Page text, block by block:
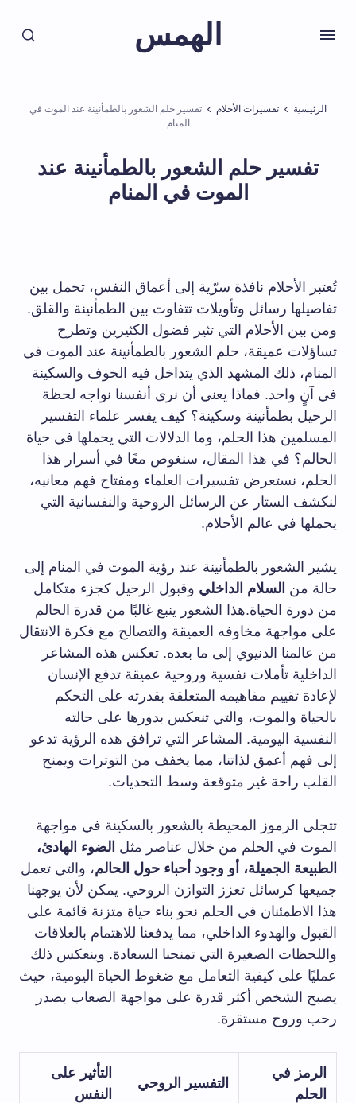
الهمس
الرئيسية تفسيرات الأحلام
تفسير حلم الشعور بالطمأنينة عند الموت في
المنام
تفسير حلم الشعور بالطمأنينة عند
الموت في المنام
تُعتبر الأحلام نافذة سرّية إلى أعماق النفس، تحمل بين
تفاصيلها رسائل وتأويلات تتفاوت بين الطمأنينة والقلق.
ومن بين الأحلام التي تثير فضول الكثيرين وتطرح
تساؤلات عميقة، حلم الشعور بالطمأنينة عند الموت في
المنام، ذلك المشهد الذي يتداخل فيه الخوف والسكينة
في آنٍ واحد. فماذا يعني أن نرى أنفسنا نواجه لحظة
الرحيل بطمأنينة وسكينة؟ كيف يفسر علماء التفسير
المسلمين هذا الحلم، وما الدلالات التي يحملها في حياة
الحالم؟ في هذا المقال، سنغوص معًا في أسرار هذا
الحلم، نستعرض تفسيرات العلماء ومفتاح فهم معانيه،
لنكشف الستار عن الرسائل الروحية والنفسانية التي
يحملها في عالم الأحلام.
يشير الشعور بالطمأنينة عند رؤية الموت في المنام إلى
حالة من السلام الداخلي وقبول الرحيل كجزء متكامل
من دورة الحياة.هذا الشعور ينبع غالبًا من قدرة الحالم
على مواجهة مخاوفه العميقة والتصالح مع فكرة الانتقال
من عالمنا الدنيوي إلى ما بعده. تعكس هذه المشاعر
الداخلية تأملات نفسية وروحية عميقة تدفع الإنسان
لإعادة تقييم مفاهيمه المتعلقة بقدرته على التحكم
بالحياة والموت، والتي تنعكس بدورها على حالته
النفسية اليومية. المشاعر التي ترافق هذه الرؤية تدعو
إلى فهم أعمق لذاتنا، مما يخفف من التوترات ويمنح
القلب راحة غير متوقعة وسط التحديات.
تتجلى الرموز المحيطة بالشعور بالسكينة في مواجهة
الموت في الحلم من خلال عناصر مثل الضوء الهادئ،
الطبيعة الجميلة، أو وجود أحباء حول الحالم، والتي تعمل
جميعها كرسائل تعزز التوازن الروحي. يمكن لأن يوجهنا
هذا الاطمئنان في الحلم نحو بناء حياة متزنة قائمة على
القبول والهدوء الداخلي، مما يدفعنا للاهتمام بالعلاقات
واللحظات الصغيرة التي تمنحنا السعادة. وينعكس ذلك
عمليًا على كيفية التعامل مع ضغوط الحياة اليومية، حيث
يصبح الشخص أكثر قدرة على مواجهة الصعاب بصدر
رحب وروح مستقرة.
الرمز في
الحلم
التفسير الروحي
التأثير على
النفس